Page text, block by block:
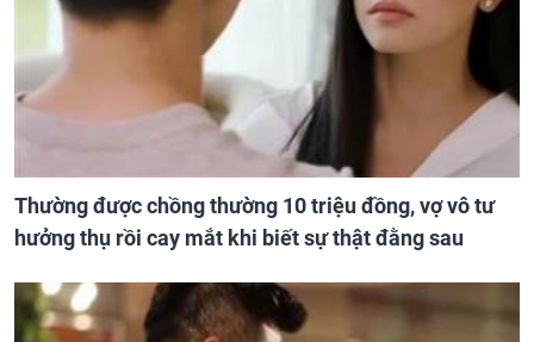
Thường được chồng thường 10 triệu đồng, vợ vô tư
hưởng thụ rồi cay mắt khi biết sự thật đằng sau